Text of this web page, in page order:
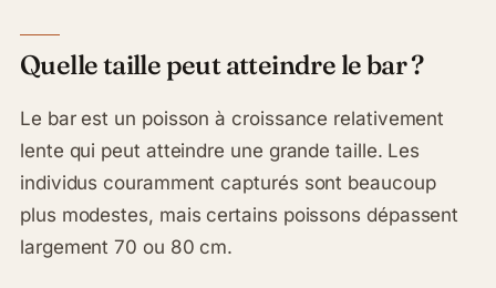
Quelle taille peut atteindre le bar ?
Le bar est un poisson à croissance relativement
lente qui peut atteindre une grande taille. Les
individus couramment capturés sont beaucoup
plus modestes, mais certains poissons dépassent
largement 70 ou 80 cm.